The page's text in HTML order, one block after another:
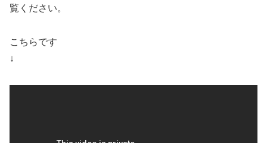
覧ください。
こちらです
↓